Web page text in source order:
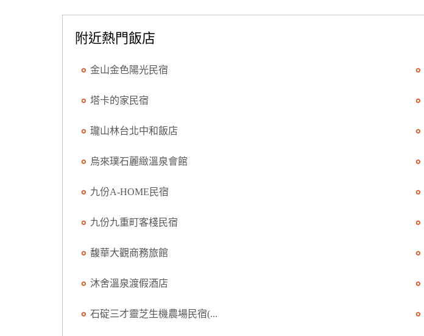
附近熱門飯店
金山金色陽光民宿
塔卡的家民宿
瓏山林台北中和飯店
烏來璞石麗緻溫泉會館
九份A-HOME民宿
九份九重町客棧民宿
馥華大觀商務旅館
沐舍溫泉渡假酒店
石碇三才靈芝生機農場民宿(...